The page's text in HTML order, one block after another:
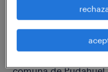
operarios de bodega
compañía líder del